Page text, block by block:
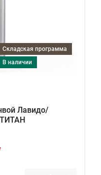
Складская программа
в наличии
Лавидо/
ТИТАН